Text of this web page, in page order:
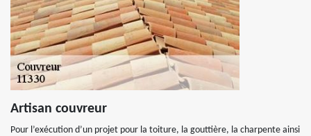
Artisan couvreur
Pour l’exécution d’un projet pour la toiture, la gouttière, la charpente ainsi